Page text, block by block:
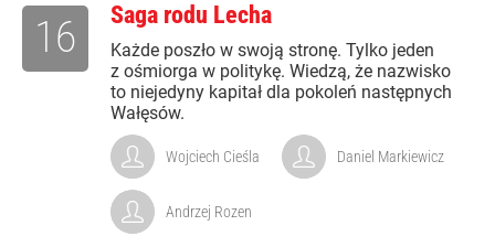
Saga rodu Lecha
Każde poszło w swoją stronę. Tylko jeden
z ośmiorga w politykę. Wiedzą, że nazwisko
to niejedyny kapitał dla pokoleń następnych
Wałęsów.
16
Wojciech Cieśla Daniel Markiewicz
Andrzej Rozen